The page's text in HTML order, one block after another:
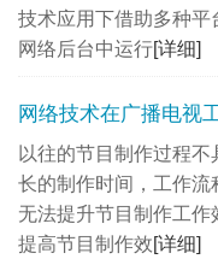
技术应用下借助多种
网络后台中运行[详细]
网络技术在广播电视
以往的节目制作过程
长的制作时间，工作流
无法提升节目制作工
提高节目制作效[详细]